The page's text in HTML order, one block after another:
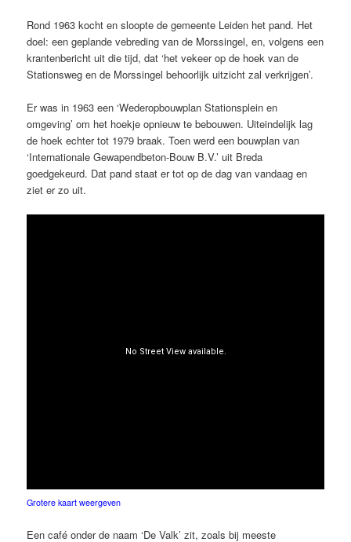
Rond 1963 kocht en sloopte de gemeente Leiden het pand. Het
doel: een geplande vebreding van de Morssingel, en, volgens een
krantenbericht uit die tijd, dat ‘het vekeer op de hoek van de
Stationsweg en de Morssingel behoorlijk uitzicht zal verkrijgen’.
Er was in 1963 een ‘Wederopbouwplan Stationsplein en
omgeving’ om het hoekje opnieuw te bebouwen. Uiteindelijk lag
de hoek echter tot 1979 braak. Toen werd een bouwplan van
‘Internationale Gewapendbeton-Bouw B.V.’ uit Breda
goedgekeurd. Dat pand staat er tot op de dag van vandaag en
ziet er zo uit.
Grotere kaart weergeven
Een café onder de naam ‘De Valk’ zit, zoals bij meeste